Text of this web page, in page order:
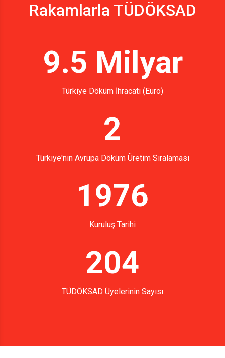
Rakamlarla TÜDÖKSAD
9.5 Milyar
Türkiye Döküm İhracatı (Euro)
2
Türkiye'nin Avrupa Döküm Üretim Sıralaması
1976
Kuruluş Tarihi
204
TÜDÖKSAD Üyelerinin Sayısı